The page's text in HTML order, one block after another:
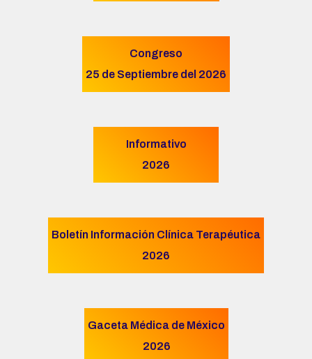
Congreso
25 de Septiembre del 2026
Informativo
2026
Boletín Información Clínica Terapéutica
2026
Gaceta Médica de México
2026